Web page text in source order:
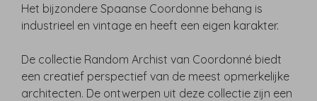
Het bijzondere Spaanse Coordonne behang is
industrieel en vintage en heeft een eigen karakter.
De collectie Random Archist van Coordonné biedt
een creatief perspectief van de meest opmerkelijke
architecten. De ontwerpen uit deze collectie zijn een